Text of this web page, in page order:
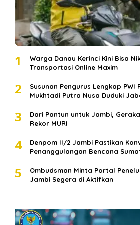
1
Warga Danau Kerinci Kini Bisa
Transportasi Online Maxim
2
Susunan Pengurus Lengkap PWI
Mukhtadi Putra Nusa Duduki
3
Dari Pantun untuk Jambi,
Rekor MURI
4
Denpom II/2 Jambi Pastikan
Penanggulangan Bencana
5
Ombudsman Minta Portal
Jambi Segera di Aktifkan